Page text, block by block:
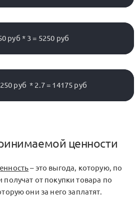
ценности
– это выгода, которую, по
от покупки товара по
они за него заплатят.